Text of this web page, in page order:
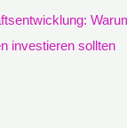
investieren sollten